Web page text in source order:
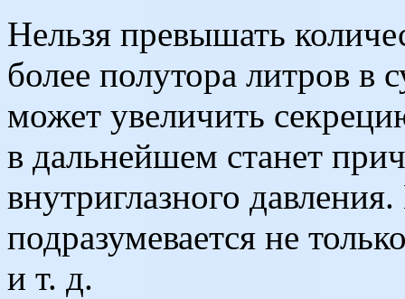
Нельзя превышать
более полутора литров
может увеличить
в дальнейшем станет
внутриглазного
подразумевается не
и т. д.